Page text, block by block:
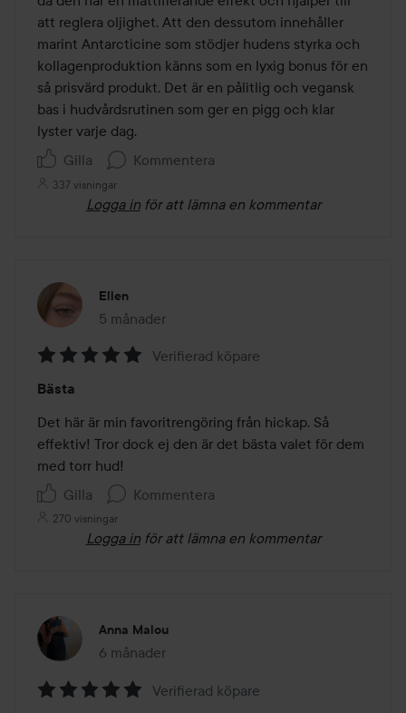
att reglera oljighet. Att den dessutom innehåller
marint Antarcticine som stödjer hudens styrka och
kollagenproduktion känns som en lyxig bonus för en
så prisvärd produkt. Det är en pålitlig och vegansk
bas i hudvårdsrutinen som ger en pigg och klar
Gilla
Kommentera
337 visningar
Logga in för att lämna en kommentar
Ellen
5 månader
Inlägget skapades 5 månader
5
av
5
Verifierad köpare
Bästa
Det här är min favoritrengöring från hickap. Så
effektiv! Tror dock ej den är det bästa valet för dem
med torr hud!
Gilla
Kommentera
270 visningar
Logga in för att lämna en kommentar
Anna Malou
6 månader
Inlägget skapades 6 månader
Verifierad köpare